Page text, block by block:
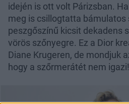
idején is ott volt Párizsban.
meg is csillogtatta bámulatos
peszgőszínű kicsit dekadens
vörös szőnyegre. Ez a Dior
Diane Krugeren, de mondjuk
hogy a szőrmerátét nem igazi!